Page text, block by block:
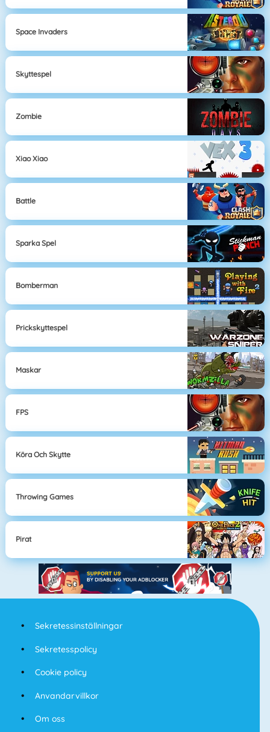
Space Invaders
Skyttespel
Zombie
Xiao Xiao
Battle
Sparka Spel
Bomberman
Prickskyttespel
Maskar
FPS
Köra Och Skytte
Throwing Games
Pirat
Sekretessinställningar
Sekretesspolicy
Cookie policy
Anvandarvillkor
Om oss